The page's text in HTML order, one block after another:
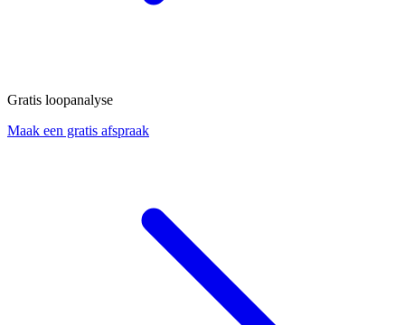
Gratis loopanalyse
Maak een gratis afspraak